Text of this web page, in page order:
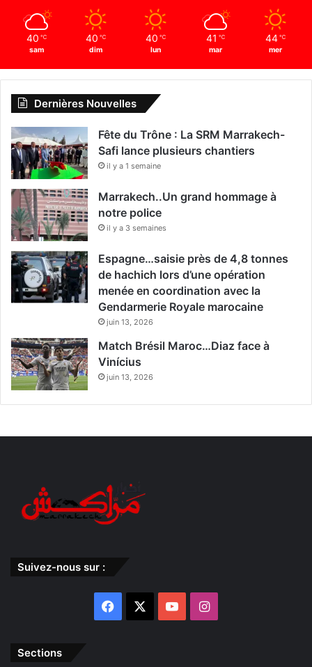
40 ℃
sam
40 ℃
dim
40 ℃
lun
41 ℃
mar
44 ℃
mer
Dernières Nouvelles
Fête du Trône : La SRM Marrakech-
Safi lance plusieurs chantiers
il y a 1 semaine
Marrakech..Un grand hommage à
notre police
il y a 3 semaines
Espagne…saisie près de 4,8 tonnes
de hachich lors d’une opération
menée en coordination avec la
Gendarmerie Royale marocaine
juin 13, 2026
Match Brésil Maroc…Diaz face à
Vinícius
juin 13, 2026
Suivez-nous sur :
Facebook YouTubeInstagram
Sections